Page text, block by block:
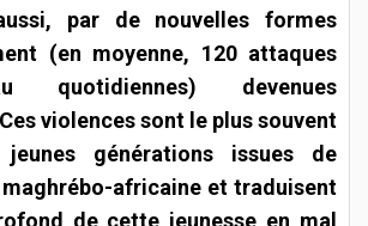
par de nouvelles formes
(en moyenne, 120 attaques
quotidiennes) devenues
violences sont le plus souvent
générations issues de
africaine et traduisent
de cette jeunesse en mal